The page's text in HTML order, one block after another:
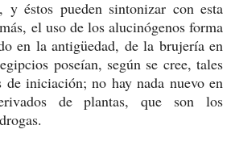
éstos pueden sintonizar con esta
el uso de los alucinógenos forma
en la antigüedad, de la brujería en
poseían, según se cree, tales
de iniciación; no hay nada nuevo en
de plantas, que son los